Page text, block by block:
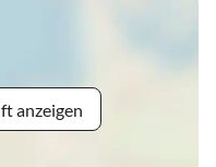
anzeigen